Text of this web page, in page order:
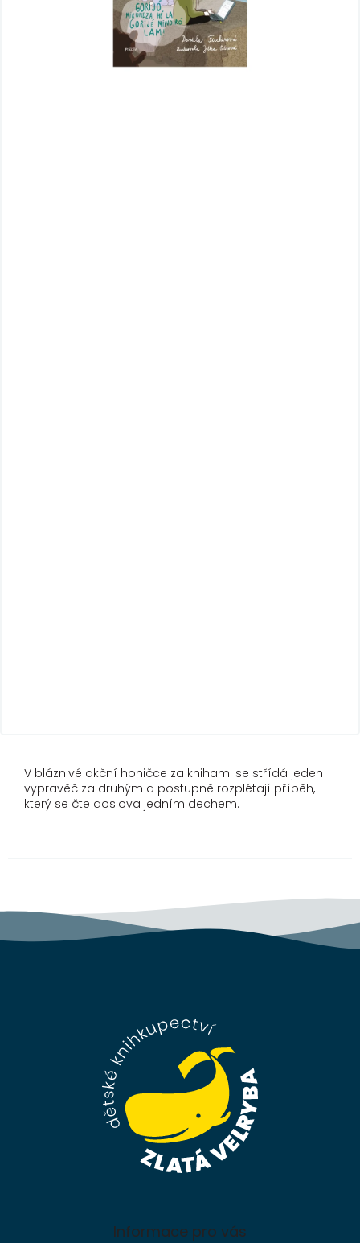
V bláznivé akční honičce za knihami se střídá jeden
vypravěč za druhým a postupně rozplétají příběh,
který se čte doslova jedním dechem.
Informace pro vás